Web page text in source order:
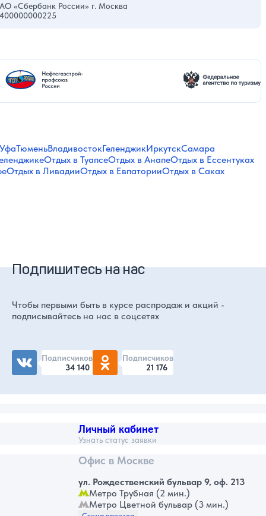
«Сбербанк России» г. Москва
УфаТюменьВладивостокГеленджикИркутскСамара
Отдых в ТуапсеОтдых в АнапеОтдых в Ессентуках
Отдых в ЛивадииОтдых в ЕвпаторииОтдых в Саках
Подпишитесь на нас
Чтобы первыми быть в курсе распродаж и акций -
подписывайтесь на нас в соцсетях
Подписчиков
34 140
Подписчиков
21 176
Личный кабинет
Узнать статус заявки
Офис в Москве
ул. Рождественский бульвар 9, оф. 213
Метро Трубная (2 мин.)
Метро Цветной бульвар (3 мин.)